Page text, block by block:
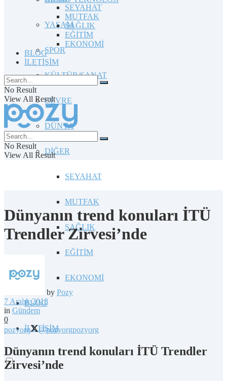
YAŞAM
SPOR
KÜLTÜR/SANAT
ÇEVRE
DÜNYA
DİĞER
SEYAHAT
MUTFAK
SAĞLIK
EĞİTİM
EKONOMİ
BLOG
İLETİŞİM
SEYAHAT
MUTFAK
SAĞLIK
EĞİTİM
EKONOMİ
BLOG
İLETİŞİM
No Result
View All Result
No Result
View All Result
Dünyanın trend konuları İTÜ
Trendler Zirvesi’nde
by Pozy
7 Aralık 2018
in Gündem
0
pozyorg
@pozyorgpozyorg
Dünyanın trend konuları İTÜ Trendler
Zirvesi’nde